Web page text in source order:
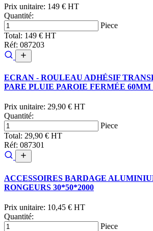
Prix unitaire: 149 € HT
Quantité:
Piece
Total: 149 € HT
Réf: 087203
ECRAN - ROULEAU ADHÉSIF
PARE PLUIE PAROIE FERMÉE 60MM
Prix unitaire: 29,90 € HT
Quantité:
Piece
Total: 29,90 € HT
Réf: 087301
ACCESSOIRES BARDAGE
RONGEURS 30*50*2000
Prix unitaire: 10,45 € HT
Quantité:
Piece